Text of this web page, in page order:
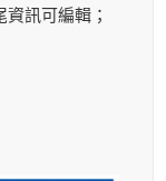
訊可編輯；